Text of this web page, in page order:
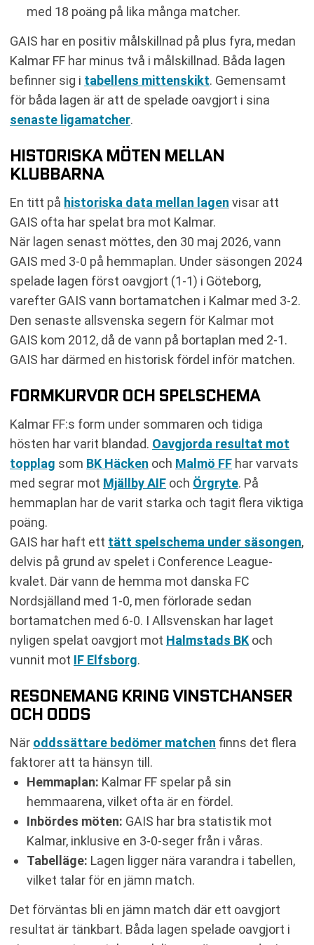
med 18 poäng på lika många matcher.
GAIS har en positiv målskillnad på plus fyra, medan
Kalmar FF har minus två i målskillnad. Båda lagen
befinner sig i tabellens mittenskikt. Gemensamt
för båda lagen är att de spelade oavgjort i sina
senaste ligamatcher.
HISTORISKA MÖTEN MELLAN
KLUBBARNA
En titt på historiska data mellan lagen visar att
GAIS ofta har spelat bra mot Kalmar.
När lagen senast möttes, den 30 maj 2026, vann
GAIS med 3-0 på hemmaplan. Under säsongen 2024
spelade lagen först oavgjort (1-1) i Göteborg,
varefter GAIS vann bortamatchen i Kalmar med 3-2.
Den senaste allsvenska segern för Kalmar mot
GAIS kom 2012, då de vann på bortaplan med 2-1.
GAIS har därmed en historisk fördel inför matchen.
FORMKURVOR OCH SPELSCHEMA
Kalmar FF:s form under sommaren och tidiga
hösten har varit blandad. Oavgjorda resultat mot
topplag som BK Häcken och Malmö FF har varvats
med segrar mot Mjällby AIF och Örgryte. På
hemmaplan har de varit starka och tagit flera viktiga
poäng.
GAIS har haft ett tätt spelschema under säsongen,
delvis på grund av spelet i Conference League-
kvalet. Där vann de hemma mot danska FC
Nordsjälland med 1-0, men förlorade sedan
bortamatchen med 6-0. I Allsvenskan har laget
nyligen spelat oavgjort mot Halmstads BK och
vunnit mot IF Elfsborg.
RESONEMANG KRING VINSTCHANSER
OCH ODDS
När oddssättare bedömer matchen finns det flera
faktorer att ta hänsyn till.
Hemmaplan: Kalmar FF spelar på sin
hemmaarena, vilket ofta är en fördel.
Inbördes möten: GAIS har bra statistik mot
Kalmar, inklusive en 3-0-seger från i våras.
Tabelläge: Lagen ligger nära varandra i tabellen,
vilket talar för en jämn match.
Det förväntas bli en jämn match där ett oavgjort
resultat är tänkbart. Båda lagen spelade oavgjort i